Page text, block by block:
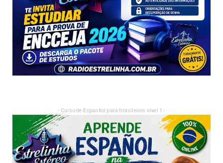
- Curso de Espanhol para brasileiros nivel 1 -